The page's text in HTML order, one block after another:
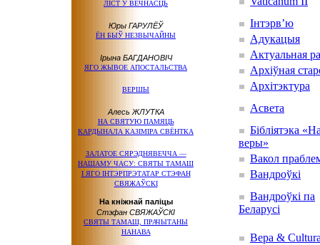
ЛІСТ У ВЕЧНАСЦЬ
Юры ГАРУЛЁЎ
ЁН БЫЎ НЕЗВЫЧАЙНЫ
Ірына БАГДАНОВІЧ
ЯГО ЖЫВОЕ АПОСТАЛЬСТВА
ВЕРШЫ
Алесь ЖЛУТКА
НА СВЯТУЮ ПАМЯЦЬ
КАРДЫНАЛА КАЗІМІРА СВЁНТКА
ЗАЛАТОЕ СЯРЭДНЯВЕЧЧА —
НАШАМУ ЧАСУ: СВЯТЫ ТАМАШ
І ЯГО ІНТЭРПРЭТАТАР СТЭФАН
СВЯЖАЎСКІ
На кніжнай паліцы
Стэфан СВЯЖАЎСКІ
СВЯТЫ ТАМАШ, ПРАЧЫТАНЫ
НАНАВА
Інтэрв’ю
Адукацыя
Актуальная
Архіўная
Архітэктура
Асвета
Бібліятэка
веры»
Вакол
Вандроўкі
Вандроўкі па
Беларусі
Вера &